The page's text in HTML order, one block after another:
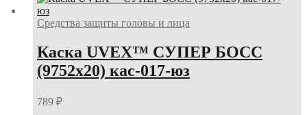
Средства защиты головы и лица
Каска UVEX™ СУПЕР БОСС
(9752х20) кас-017-юз
789 ₽